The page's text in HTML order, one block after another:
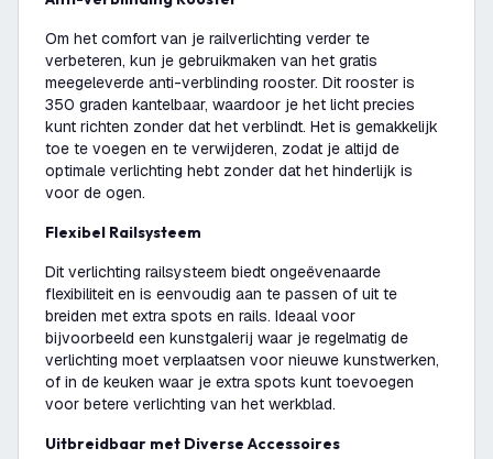
Om het comfort van je railverlichting verder te
verbeteren, kun je gebruikmaken van het gratis
meegeleverde anti-verblinding rooster. Dit rooster is
350 graden kantelbaar, waardoor je het licht precies
kunt richten zonder dat het verblindt. Het is gemakkelijk
toe te voegen en te verwijderen, zodat je altijd de
optimale verlichting hebt zonder dat het hinderlijk is
voor de ogen.
Flexibel Railsysteem
Dit verlichting railsysteem biedt ongeëvenaarde
flexibiliteit en is eenvoudig aan te passen of uit te
breiden met extra spots en rails. Ideaal voor
bijvoorbeeld een kunstgalerij waar je regelmatig de
verlichting moet verplaatsen voor nieuwe kunstwerken,
of in de keuken waar je extra spots kunt toevoegen
voor betere verlichting van het werkblad.
Uitbreidbaar met Diverse Accessoires